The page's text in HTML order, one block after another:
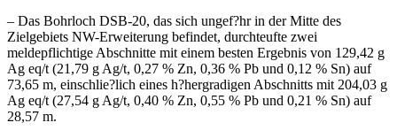
– Das Bohrloch DSB-20, das sich ungef?hr in der Mitte des
Zielgebiets NW-Erweiterung befindet, durchteufte zwei
meldepflichtige Abschnitte mit einem besten Ergebnis von 129,42 g
Ag eq/t (21,79 g Ag/t, 0,27 % Zn, 0,36 % Pb und 0,12 % Sn) auf
73,65 m, einschlie?lich eines h?hergradigen Abschnitts mit 204,03 g
Ag eq/t (27,54 g Ag/t, 0,40 % Zn, 0,55 % Pb und 0,21 % Sn) auf
28,57 m.